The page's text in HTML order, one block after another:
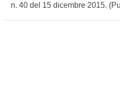
n. 40 del 15 dicembre 2015.